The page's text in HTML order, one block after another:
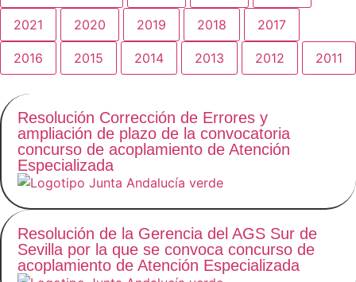
2021 2020 2019 2018 2017
2016 2015 2014 2013 2012 2011
Resolución Corrección de Errores y
ampliación de plazo de la convocatoria
concurso de acoplamiento de Atención
Especializada
Resolución de la Gerencia del AGS Sur de
Sevilla por la que se convoca concurso de
acoplamiento de Atención Especializada